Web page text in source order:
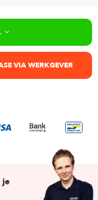
VIA WERKGEVER
je